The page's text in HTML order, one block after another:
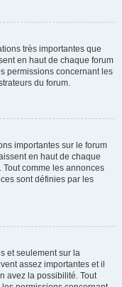
très importantes que
en haut de chaque forum
permissions concernant les
du forum.
importantes sur le forum
en haut de chaque
comme les annonces
sont définies par les
et seulement sur la
assez importantes et il
avez la possibilité. Tout